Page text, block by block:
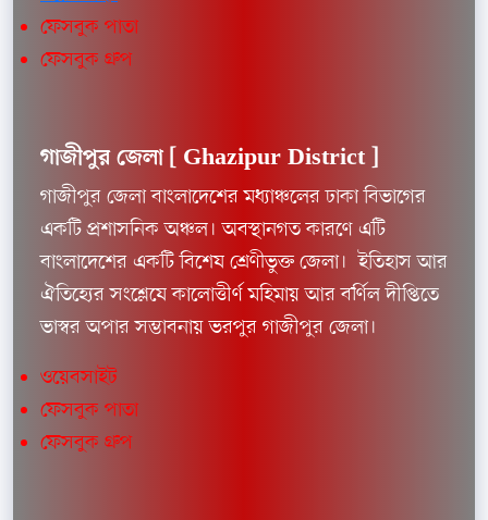
ফেসবুক পাতা
ফেসবুক গ্রুপ
গাজীপুর জেলা [ Ghazipur District ]
গাজীপুর জেলা বাংলাদেশের মধ্যাঞ্চলের ঢাকা বিভাগের
একটি প্রশাসনিক অঞ্চল। অবস্থানগত কারণে এটি
বাংলাদেশের একটি বিশেষ শ্রেণীভুক্ত জেলা। ইতিহাস আর
ঐতিহ্যের সংশ্লেষে কালোত্তীর্ণ মহিমায় আর বর্ণিল দীপ্তিতে
ভাস্বর অপার সম্ভাবনায় ভরপুর গাজীপুর জেলা।
ওয়েবসাইট
ফেসবুক পাতা
ফেসবুক গ্রুপ